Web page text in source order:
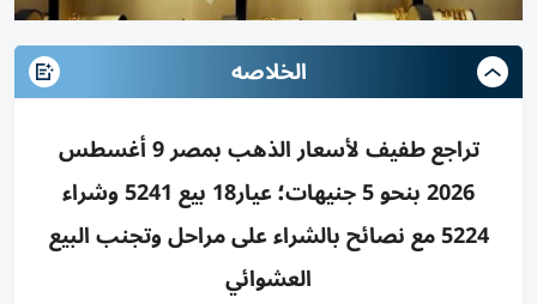
الخلاصه
تراجع طفيف لأسعار الذهب بمصر 9 أغسطس
2026 بنحو 5 جنيهات؛ عيار18 بيع 5241 وشراء
5224 مع نصائح بالشراء على مراحل وتجنب البيع
العشوائي